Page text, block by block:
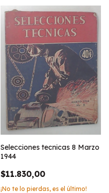
Selecciones tecnicas 8 Marzo
1944
$11.830,00
¡No te lo pierdas, es el último!